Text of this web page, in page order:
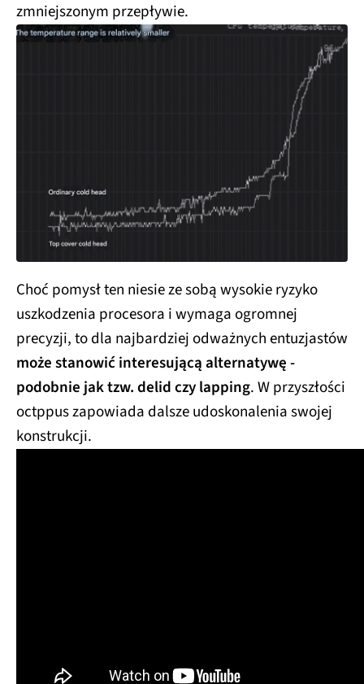
zmniejszonym przepływie.
Choć pomysł ten niesie ze sobą wysokie ryzyko
uszkodzenia procesora i wymaga ogromnej
precyzji, to dla najbardziej odważnych entuzjastów
może stanowić interesującą alternatywę -
podobnie jak tzw. delid czy lapping. W przyszłości
octppus zapowiada dalsze udoskonalenia swojej
konstrukcji.